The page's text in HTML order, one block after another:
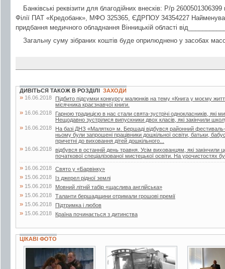
Банківські реквізити для благодійних внесків: Р/р
Філії ПАТ «Кредобанк», МФО 325365, ЄДРПОУ 34354227
придбання медичного обладнання Вінницькій області
Загальну суму зібраних коштів буде оприлюднено у засобах
ДИВІТЬСЯ ТАКОЖ В РОЗДІЛІ ЗАХОДИ
» 16.06.2018
Підбито підсумки конкурсу малюнків на тему «Книга у моєму
місячника краєзнавчої книги.
» 16.06.2018
Гарною традицією в нас стали свята-зустрічі однокласників, які
Нещодавно зустрілися випускники двох класів, які закінчили
» 16.06.2018
На базі ДНЗ «Малятко» м. Бершаді відбувся районний
ньому були запрошені працівники дошкільної освіти, батьки,
причетні до виховання дітей дошкільного...
» 16.06.2018 відбувся в останній день травня. Усім вихованцям, які
початкової спеціалізованої мистецької освіти. На урочистостях
» 16.06.2018 Свято у «Барвінку»
» 15.06.2018 Із джерел рідної землі
» 15.06.2018 Мовний літній табір «щаслива англійська»
» 15.06.2018 Таланти бершадщини отримали грошові премії
» 15.06.2018 Підтримка і любов
» 15.06.2018 Країна починається з дитинства
ЦІКАВІ ФОТО
3 фото